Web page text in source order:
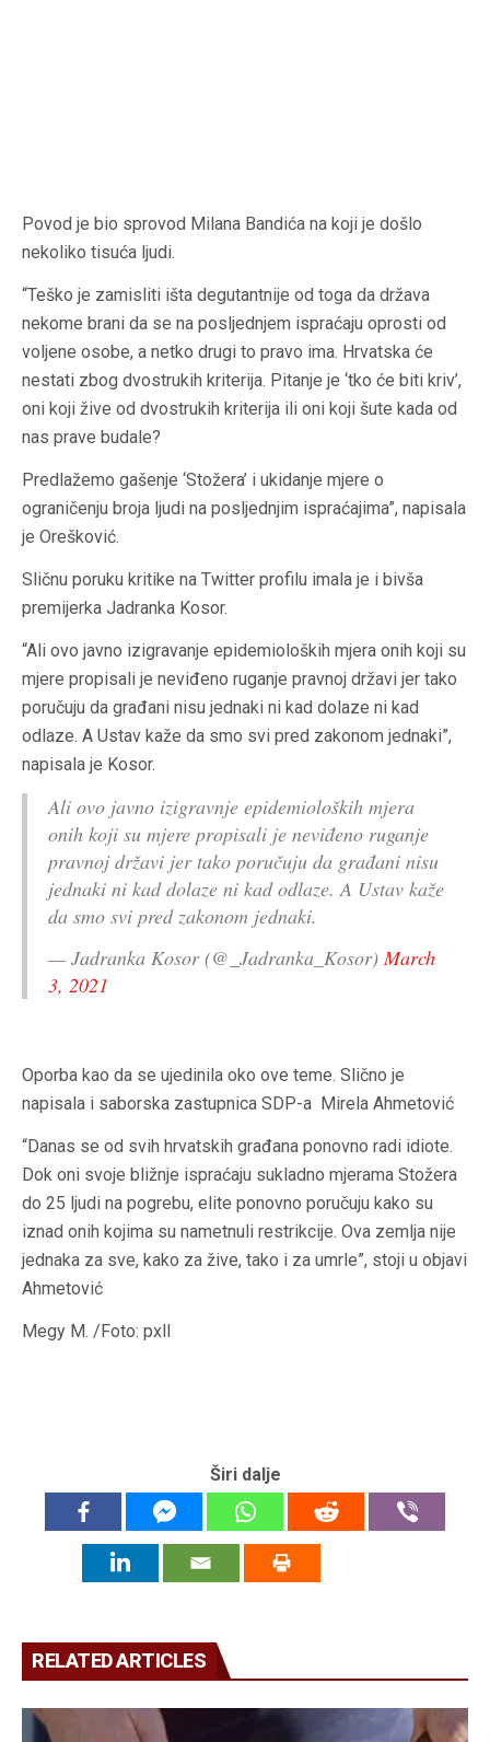
Povod je bio sprovod Milana Bandića na koji je došlo
nekoliko tisuća ljudi.
“Teško je zamisliti išta degutantnije od toga da država
nekome brani da se na posljednjem ispraćaju oprosti od
voljene osobe, a netko drugi to pravo ima. Hrvatska će
nestati zbog dvostrukih kriterija. Pitanje je ‘tko će biti kriv’,
oni koji žive od dvostrukih kriterija ili oni koji šute kada od
nas prave budale?
Predlažemo gašenje ‘Stožera’ i ukidanje mjere o
ograničenju broja ljudi na posljednjim ispraćajima”, napisala
je Orešković.
Sličnu poruku kritike na Twitter profilu imala je i bivša
premijerka Jadranka Kosor.
“Ali ovo javno izigravanje epidemioloških mjera onih koji su
mjere propisali je neviđeno ruganje pravnoj državi jer tako
poručuju da građani nisu jednaki ni kad dolaze ni kad
odlaze. A Ustav kaže da smo svi pred zakonom jednaki”,
napisala je Kosor.
Ali ovo javno izigravnje epidemioloških mjera
onih koji su mjere propisali je neviđeno ruganje
pravnoj državi jer tako poručuju da građani nisu
jednaki ni kad dolaze ni kad odlaze. A Ustav kaže
da smo svi pred zakonom jednaki.
— Jadranka Kosor (@_Jadranka_Kosor)March
3, 2021
Oporba kao da se ujedinila oko ove teme. Slično je
napisala i saborska zastupnica SDP-a Mirela Ahmetović
“Danas se od svih hrvatskih građana ponovno radi idiote.
Dok oni svoje bližnje ispraćaju sukladno mjerama Stožera
do 25 ljudi na pogrebu, elite ponovno poručuju kako su
iznad onih kojima su nametnuli restrikcije. Ova zemlja nije
jednaka za sve, kako za žive, tako i za umrle”, stoji u objavi
Ahmetović
Megy M. /Foto: pxll
Širi dalje
RELATED ARTICLES